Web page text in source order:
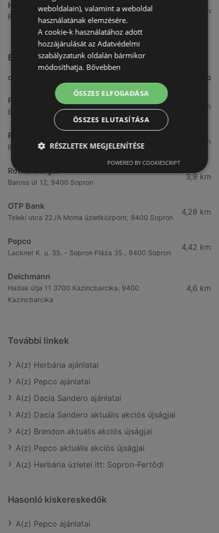
Herbária
Budai u. 1. / árkád / , 9027 Győr
84,14 km
Egyéb Más üzletek a közelben
CÍM TÁVOLSÁG
Pepco
Banfalvi u. 6-8. 8., 9400 Sopron
3,82 km
Rothenberger
Bánfalvi u. 4 / f, 9400 Sopron
3,85 km
Rothenberger
Baross út 12, 9400 Sopron
3,9 km
OTP Bank
Teleki utca 22./A Moma üzletközpont, 9400 Sopron
4,28 km
Pepco
Lackner K. u. 35. - Sopron Pláza 35., 9400 Sopron
4,42 km
Deichmann
Hadak útja 11 3700 Kazincbarcika, 9400
Kazincbarcika
4,6 km
További linkek
A(z) Herbária ajánlatai
A(z) Pepco ajánlatai
A(z) Dacia Sandero ajánlatai
A(z) Dacia Sandero aktuális akciós újságjai
A(z) Brendon aktuális akciós újságjai
A(z) Pepco aktuális akciós újságjai
A(z) Herbária üzletei itt: Sopron-Fertődi
Hasonló kiskereskedők
A(z) Pepco ajánlatai
weboldalain), valamint a weboldal
használatának elemzésére.
A cookie-k használatához adott
hozzájárulását az Adatvédelmi
szabályzatunk oldalán bármikor
módosíthatja. Bővebben
ÖSSZES ELFOGADÁSA
ÖSSZES ELUTASÍTÁSA
RÉSZLETEK MEGJELENÍTÉSE
POWERED BY COOKIESCRIPT